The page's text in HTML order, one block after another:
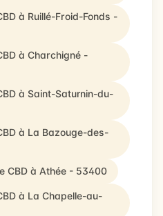
à Ruillé-Froid-Fonds -
à Charchigné -
à Saint-Saturnin-du-
à La Bazouge-des-
CBD à Athée - 53400
à La Chapelle-au-